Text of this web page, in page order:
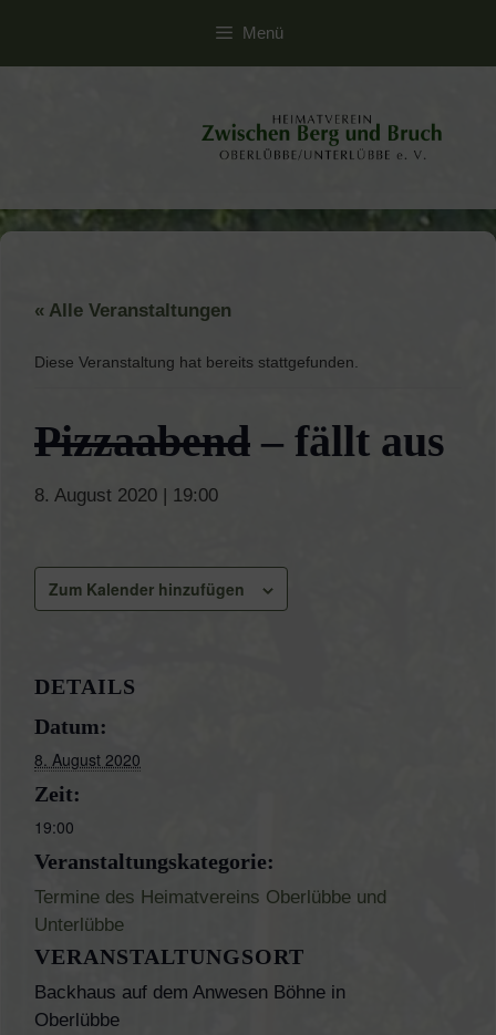
Menü
« Alle Veranstaltungen
Diese Veranstaltung hat bereits stattgefunden.
Pizzaabend – fällt aus
8. August 2020 | 19:00
Zum Kalender hinzufügen
DETAILS
Datum:
8. August 2020
Zeit:
19:00
Veranstaltungskategorie:
Termine des Heimatvereins Oberlübbe und
Unterlübbe
VERANSTALTUNGSORT
Backhaus auf dem Anwesen Böhne in
Oberlübbe